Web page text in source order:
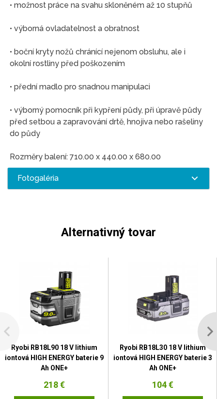
• možnost práce na svahu skloněném až 10 stupňů
• výborná ovladatelnost a obratnost
• boční kryty nožů chránící nejenom obsluhu, ale i
okolní rostliny před poškozením
• přední madlo pro snadnou manipulaci
• výborný pomocník při kypření půdy, při úpravě půdy
před setbou a zapravování drtě, hnojiva nebo rašeliny
do půdy
Rozměry balení: 710.00 x 440.00 x 680.00
Fotogaléria
Alternativný tovar
Ryobi RB18L90 18 V lithium
iontová HIGH ENERGY baterie 9
Ah ONE+
218 €
Ryobi RB18L30 18 V lithium
iontová HIGH ENERGY baterie 3
Ah ONE+
104 €